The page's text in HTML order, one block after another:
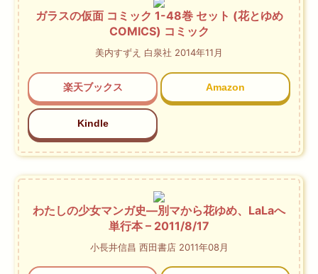
ガラスの仮面 コミック 1-48巻 セット (花とゆめ
COMICS) コミック
美内すずえ 白泉社 2014年11月
楽天ブックス Amazon
Kindle
わたしの少女マンガ史―別マから花ゆめ、LaLaへ
単行本 – 2011/8/17
小長井信昌 西田書店 2011年08月